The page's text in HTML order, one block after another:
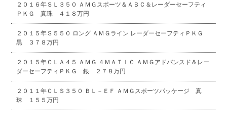
２０１６年ＳＬ３５０ ＡＭＧスポーツ＆ＡＢＣ＆レーダーセーフティ
ＰＫＧ 真珠 ４１８万円
２０１５年Ｓ５５０ ロング ＡＭＧライン レーダーセーフティＰＫＧ
黒 ３７８万円
２０１５年ＣＬＡ４５ ＡＭＧ ４ＭＡＴＩＣ ＡＭＧアドバンスド＆レー
ダーセーフティＰＫＧ 銀 ２７８万円
２０１１年ＣＬＳ３５０ ＢＬ－ＥＦ ＡＭＧスポーツパッケージ 真
珠 １５５万円